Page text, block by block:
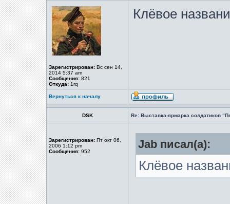
Зарегистрирован: Вс сен 14,
2014 5:37 am
Сообщения: 821
Откуда: 1rq
Клёвое
Вернуться к началу
DSK Re: Выставка-ярмарка солдатиков
Зарегистрирован: Пт окт 06,
2006 1:12 pm
Сообщения: 952
Jab писал(а):
Клёвое